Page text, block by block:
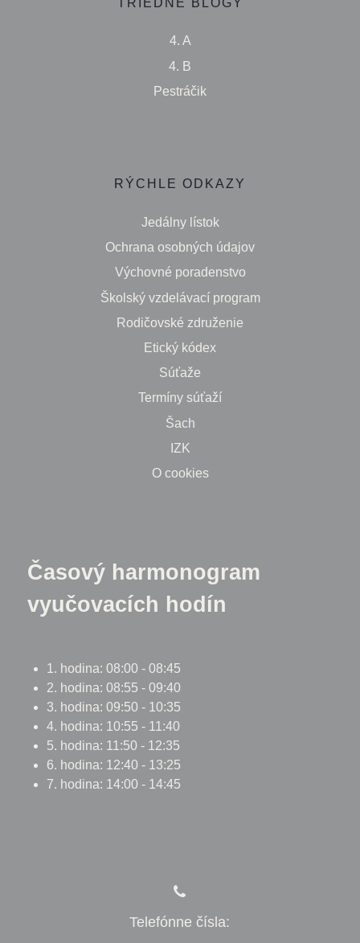
4. A
4. B
Pestráčik
RÝCHLE ODKAZY
Jedálny lístok
Ochrana osobných údajov
Výchovné poradenstvo
Školský vzdelávací program
Rodičovské združenie
Etický kódex
Súťaže
Termíny súťaží
Šach
IZK
O cookies
Časový harmonogram
vyučovacích hodín
1. hodina: 08:00 - 08:45
2. hodina: 08:55 - 09:40
3. hodina: 09:50 - 10:35
4. hodina: 10:55 - 11:40
5. hodina: 11:50 - 12:35
6. hodina: 12:40 - 13:25
7. hodina: 14:00 - 14:45
Telefónne čísla: